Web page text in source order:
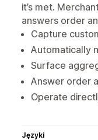
it’s met.
answers order
Capture
Automatically
Surface
Answer order
Operate
Języki